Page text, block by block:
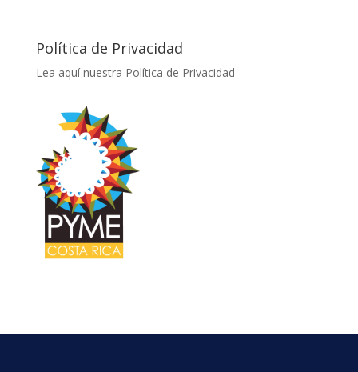
Política de Privacidad
Lea aquí nuestra Política de Privacidad